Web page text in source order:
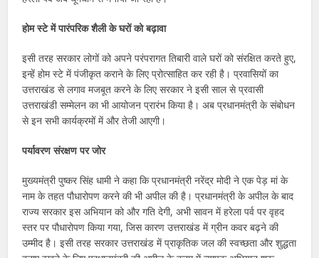
होम स्टे में पारंपरिक शैली के घरों को बढ़ावा
इसी तरह सरकार लोगों को अपने परंपरागत तिबारी वाले घरों को संरक्षित करते हुए,
इन्हें होम स्टे में पंजीकृत कराने के लिए प्रोत्साहित कर रही है। प्रवासियों का
उत्तराखंड से लगाव मजबूत करने के लिए सरकार ने इसी साल से प्रवासी
उत्तराखंडी सम्मेलन का भी आयोजन प्रारंभ किया है। अब प्रधानमंत्री के संबोधन
से इन सभी कार्यक्रमों में और तेजी आएगी।
पर्यावरण संरक्षण पर जोर
मुख्यमंत्री पुष्कर सिंह धामी ने कहा कि प्रधानमंत्री नरेंद्र मोदी ने एक पेड़ मां के
नाम के तहत पौधारोपण करने की भी अपील की है। प्रधानमंत्री के अपील के बाद
राज्य सरकार इस अभियान को और गति देगी, अभी सावन में हरेला पर्व पर वृहद
स्तर पर पौधारोपण किया गया, जिस कारण उत्तराखंड में ग्रीन कवर बढ़ने की
उम्मीद है। इसी तरह सरकार उत्तराखंड में प्राकृतिक जल की स्वच्छता और शुद्धता